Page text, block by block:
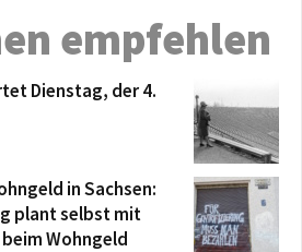
empfehlen
Dienstag, der 4.
in Sachsen:
plant selbst mit
Wohngeld